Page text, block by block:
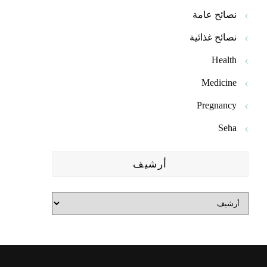
نصائح عامة
نصائح غذائية
Health
Medicine
Pregnancy
Seha
أرشيف